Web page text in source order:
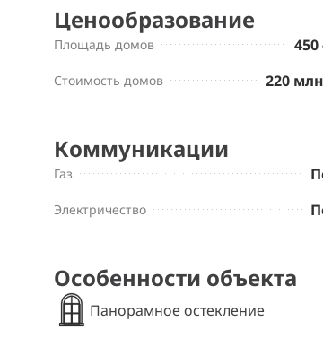
Ценообразование
Площадь домов
Стоимость домов 220
Коммуникации
Газ
Электричество
Особенности объекта
Панорамное остекление